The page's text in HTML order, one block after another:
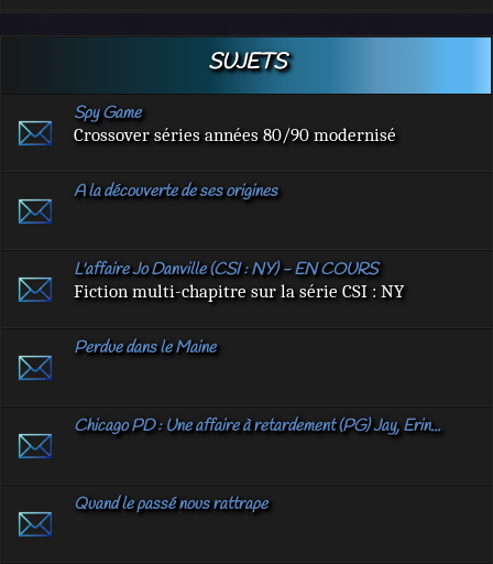
SUJETS
Spy Game
Crossover séries années 80/90 modernisé
A la découverte de ses origines
L'affaire Jo Danville (CSI : NY) - EN COURS
Fiction multi-chapitre sur la série CSI : NY
Perdue dans le Maine
Chicago PD : Une affaire à retardement (PG) Jay, Erin...
Quand le passé nous rattrape